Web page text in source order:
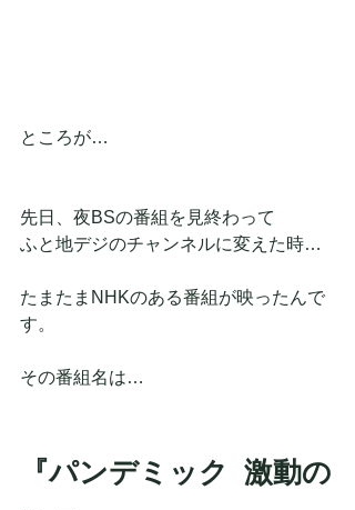
ところが…
先日、夜BSの番組を見終わって
ふと地デジのチャンネルに変えた時…
たまたまNHKのある番組が映ったんで
す。
その番組名は…
『パンデミック  激動の